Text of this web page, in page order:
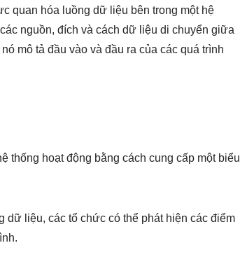
quan hóa luồng dữ liệu bên trong một hệ
nguồn, đích và cách dữ liệu di chuyển giữa
mô tả đầu vào và đầu ra của các quá trình
thống hoạt động bằng cách cung cấp một biểu
dữ liệu, các tổ chức có thể phát hiện các điểm